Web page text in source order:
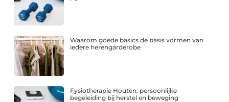
Waarom goede basics de basis vormen van
iedere herengarderobe
Fysiotherapie Houten: persoonlijke
begeleiding bij herstel en beweging